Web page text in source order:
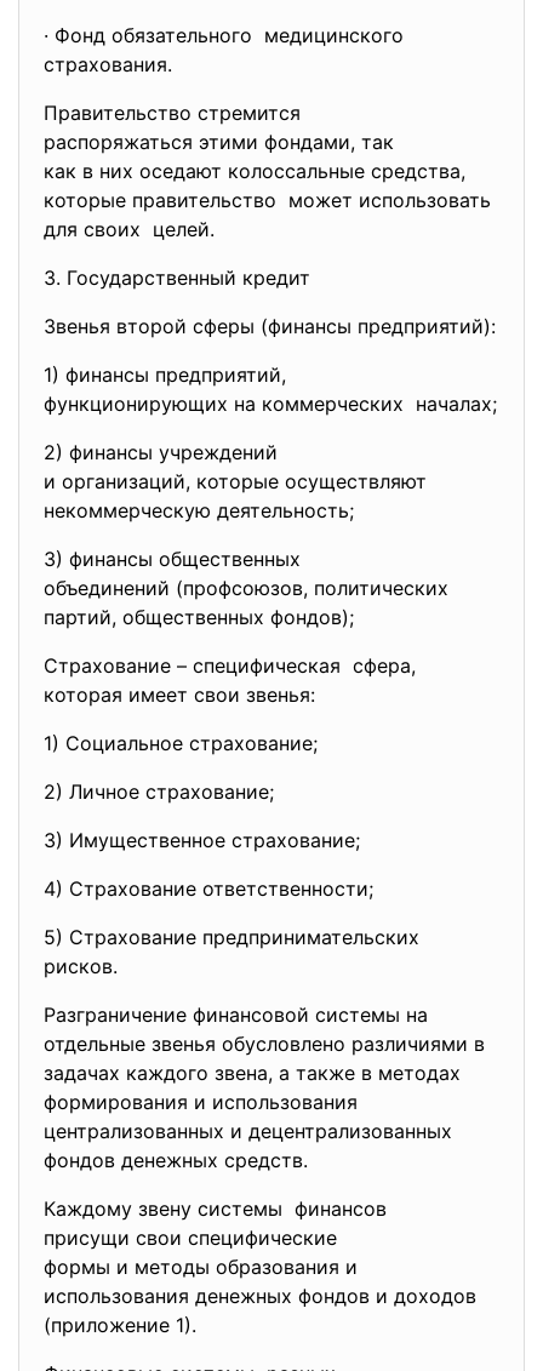
· Фонд обязательного медицинского
страхования.
Правительство стремится
распоряжаться этими фондами, так
как в них оседают колоссальные средства,
которые правительство может использовать
для своих целей.
3. Государственный кредит
Звенья второй сферы (финансы предприятий):
1) финансы предприятий,
функционирующих на коммерческих началах;
2) финансы учреждений
и организаций, которые осуществляют
некоммерческую деятельность;
3) финансы общественных
объединений (профсоюзов, политических
партий, общественных фондов);
Страхование – специфическая сфера,
которая имеет свои звенья:
1) Социальное страхование;
2) Личное страхование;
3) Имущественное страхование;
4) Страхование ответственности;
5) Страхование предпринимательских
рисков.
Разграничение финансовой системы на
отдельные звенья обусловлено различиями в
задачах каждого звена, а также в методах
формирования и использования
централизованных и децентрализованных
фондов денежных средств.
Каждому звену системы финансов
присущи свои специфические
формы и методы образования и
использования денежных фондов и доходов
(приложение 1).